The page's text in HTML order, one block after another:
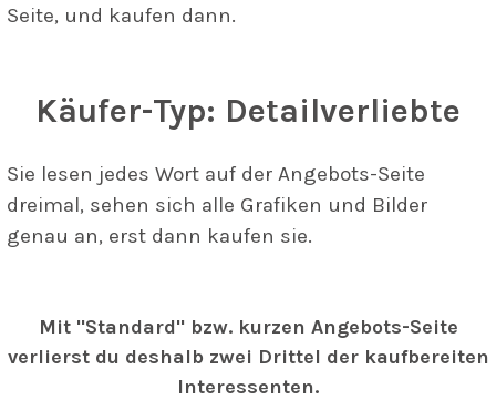
Seite, und kaufen dann.
Käufer-Typ: Detailverliebte
Sie lesen jedes Wort auf der Angebots-Seite
dreimal, sehen sich alle Grafiken und Bilder
genau an, erst dann kaufen sie.
Mit "Standard" bzw. kurzen Angebots-Seite
verlierst du deshalb zwei Drittel der kaufbereiten
Interessenten.